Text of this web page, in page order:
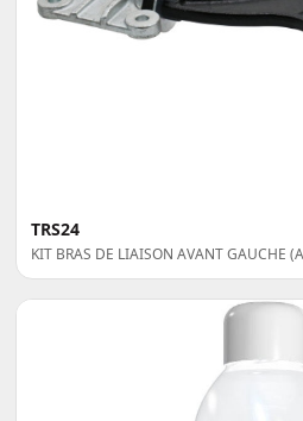
TRS24
KIT BRAS DE LIAISON AVANT GAUCHE